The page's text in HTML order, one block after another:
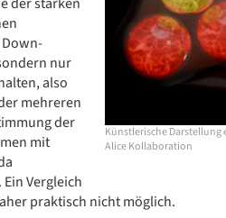
Künstlerische
Alice Kollaboration
nur
also
mehreren
der
mit
Vergleich
praktisch nicht möglich.